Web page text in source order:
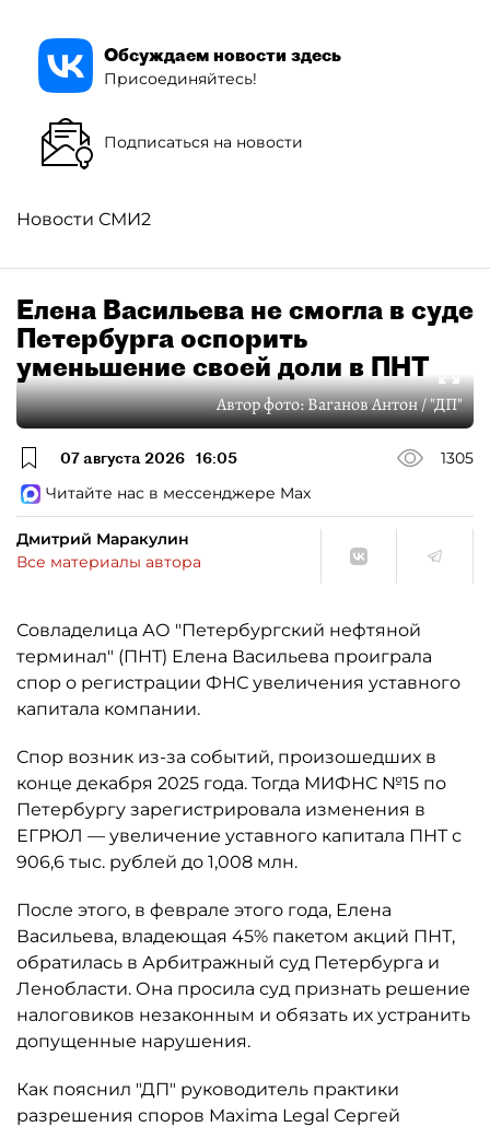
Обсуждаем новости здесь
Присоединяйтесь!
Подписаться на новости
Новости СМИ2
Елена Васильева не смогла в суде
Петербурга оспорить
уменьшение своей доли в ПНТ
Автор фото:Ваганов Антон / "ДП"
07 августа 2026 16:05
1305
Читайте нас в мессенджере Max
Дмитрий Маракулин
Все материалы автора
Совладелица АО "Петербургский нефтяной
терминал" (ПНТ) Елена Васильева проиграла
спор о регистрации ФНС увеличения уставного
капитала компании.
Спор возник из-за событий, произошедших в
конце декабря 2025 года. Тогда МИФНС №15 по
Петербургу зарегистрировала изменения в
ЕГРЮЛ — увеличение уставного капитала ПНТ с
906,6 тыс. рублей до 1,008 млн.
После этого, в феврале этого года, Елена
Васильева, владеющая 45% пакетом акций ПНТ,
обратилась в Арбитражный суд Петербурга и
Ленобласти. Она просила суд признать решение
налоговиков незаконным и обязать их устранить
допущенные нарушения.
Как пояснил "ДП" руководитель практики
разрешения споров Maxima Legal Сергей